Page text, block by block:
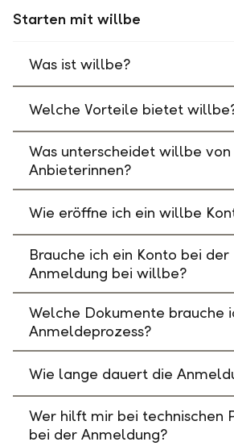
Starten mit willbe
Was ist willbe?
Welche Vorteile bietet
Was unterscheidet willbe von
Anbieterinnen?
Wie eröffne ich ein willbe
Brauche ich ein Konto bei der
Anmeldung bei willbe?
Welche Dokumente brauche
Anmeldeprozess?
Wie lange dauert die
Wer hilft mir bei technischen
bei der Anmeldung?